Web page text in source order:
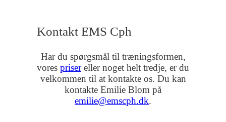
Kontakt EMS Cph
Har du spørgsmål til træningsformen,
vores prisereller noget helt tredje, er du
velkommen til at kontakte os. Du kan
kontakte Emilie Blom på
emilie@emscph.dk.